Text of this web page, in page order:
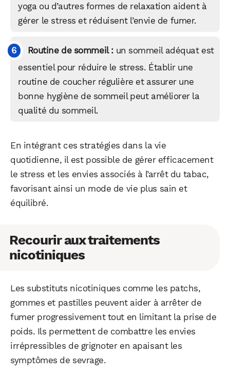
yoga ou d’autres formes de relaxation aident à
gérer le stress et réduisent l’envie de fumer.
Routine de sommeil :un sommeil adéquat est
essentiel pour réduire le stress. Établir une
routine de coucher régulière et assurer une
bonne hygiène de sommeil peut améliorer la
qualité du sommeil.
En intégrant ces stratégies dans la vie
quotidienne, il est possible de gérer efficacement
le stress et les envies associés à l’arrêt du tabac,
favorisant ainsi un mode de vie plus sain et
équilibré.
Recourir aux traitements
nicotiniques
Les substituts nicotiniques comme les patchs,
gommes et pastilles peuvent aider à arrêter de
fumer progressivement tout en limitant la prise de
poids. Ils permettent de combattre les envies
irrépressibles de grignoter en apaisant les
symptômes de sevrage.